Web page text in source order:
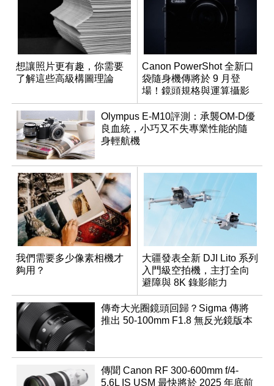
想讓照片更有趣，你需要
了解這些高級構圖理論
Canon PowerShot 全新口
袋隨身機傳將於 9 月登
場！鏡頭規格與運算攝影
升級成為焦點
Olympus E-M10評測：承襲OM-D優
良血統，小巧又不失專業性能的隨
身輕航機
我們需要多少像素相機才
夠用？
大疆發表全新 DJI Lito 系列
入門級空拍機，主打全向
避障與 8K 錄影能力
傳奇大光圈鏡頭回歸？Sigma 傳將
推出 50-100mm F1.8 無反光鏡版本
傳聞 Canon RF 300-600mm f/4-
5.6L IS USM 最快將於 2025 年底前